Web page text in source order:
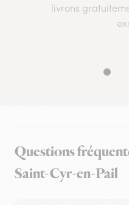
livrons
Questions
Saint-Cyr-en-Pail